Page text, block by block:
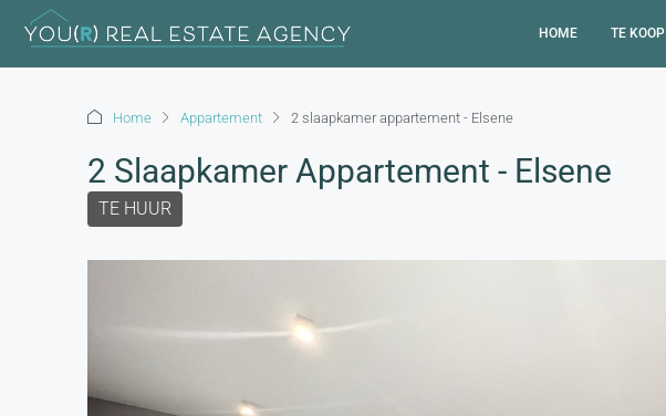
HOME TE KOOP
Home Appartement 2 slaapkamer appartement - Elsene
2 Slaapkamer Appartement - Elsene
TE HUUR